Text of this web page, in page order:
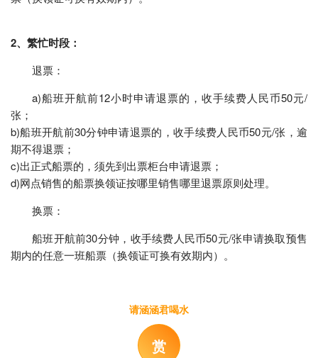
2、繁忙时段：
退票：
a)船班开航前12小时申请退票的，收手续费人民币50元/
张；
b)船班开航前30分钟申请退票的，收手续费人民币50元/张，逾
期不得退票；
c)出正式船票的，须先到出票柜台申请退票；
d)网点销售的船票换领证按哪里销售哪里退票原则处理。
换票：
船班开航前30分钟，收手续费人民币50元/张申请换取预售
期内的任意一班船票（换领证可换有效期内）。
请涵涵君喝水
赏